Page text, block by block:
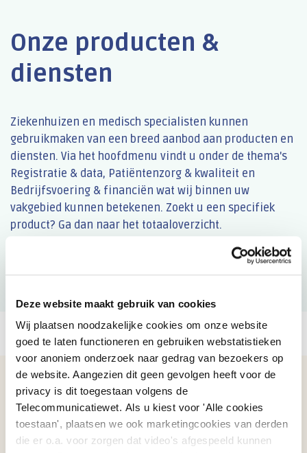
Deze website maakt gebruik van cookies
Wij plaatsen noodzakelijke cookies om onze website
goed te laten functioneren en gebruiken webstatistieken
voor anoniem onderzoek naar gedrag van bezoekers op
de website. Aangezien dit geen gevolgen heeft voor de
privacy is dit toegestaan volgens de
Telecommunicatiewet. Als u kiest voor 'Alle cookies
toestaan', plaatsen we ook marketingcookies van derden
die er o.a. voor zorgen dat video's afgespeeld kunnen
Onze producten &
diensten
Ziekenhuizen en medisch specialisten kunnen
gebruikmaken van een breed aanbod aan producten en
diensten. Via het hoofdmenu vindt u onder de thema's
Registratie & data, Patiëntenzorg & kwaliteit en
Bedrijfsvoering & financiën wat wij binnen uw
vakgebied kunnen betekenen. Zoekt u een specifiek
product? Ga dan naar het totaaloverzicht.
Nieuws